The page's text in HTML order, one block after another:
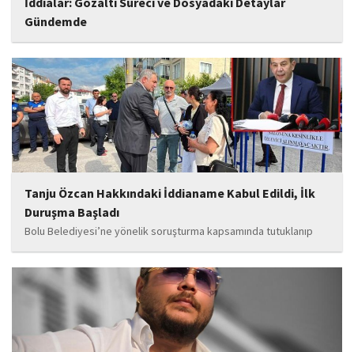
Gündemde
İstanbul Cumhuriyet Başsavcılığı tarafından yürütülen ve Haluk
Levent ile kurucusu olduğu Ahbap Derneği'ni kapsadığı belirtilen
soruşturmaya ilişkin yeni iddialar gündeme geldi. Edinilen
bilgilere göre, soruşturmanın ani bir operasyonla değil, aylar...
Tanju Özcan Hakkındaki İddianame Kabul Edildi, İlk
Duruşma Başladı
Bolu Belediyesi’ne yönelik soruşturma kapsamında tutuklanıp
belediye başkanlığı görevinden uzaklaştırılan Tanju Özcan’ın da
aralarında bulunduğu 6’sı tutuklu 19 sanığın yargılandığı dava
başladı.